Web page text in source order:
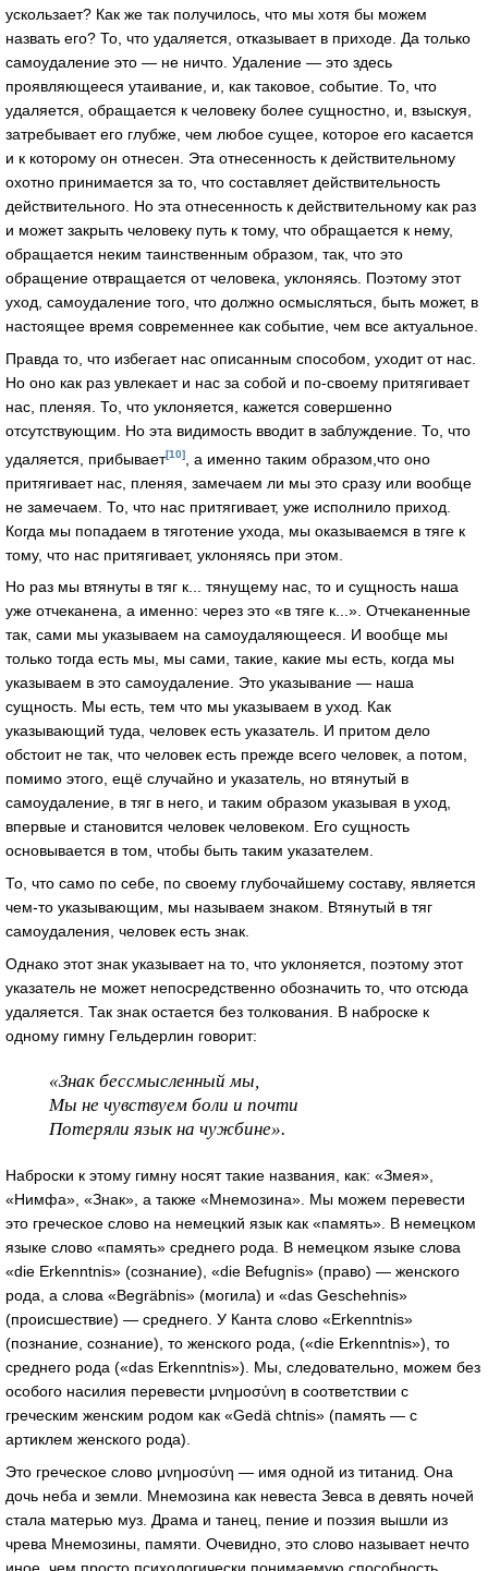
ускользает? Как же так получилось, что мы хотя бы можем
назвать его? То, что удаляется, отказывает в приходе. Да только
самоудаление это — не ничто. Удаление — это здесь
проявляющееся утаивание, и, как таковое, событие. То, что
удаляется, обращается к человеку более сущностно, и, взыскуя,
затребывает его глубже, чем любое сущее, которое его касается
и к которому он отнесен. Эта отнесенность к действительному
охотно принимается за то, что составляет действительность
действительного. Но эта отнесенность к действительному как раз
и может закрыть человеку путь к тому, что обращается к нему,
обращается неким таинственным образом, так, что это
обращение отвращается от человека, уклоняясь. Поэтому этот
уход, самоудаление того, что должно осмысляться, быть может, в
настоящее время современнее как событие, чем все актуальное.
Правда то, что избегает нас описанным способом, уходит от нас.
Но оно как раз увлекает и нас за собой и по-своему притягивает
нас, пленяя. То, что уклоняется, кажется совершенно
отсутствующим. Но эта видимость вводит в заблуждение. То, что
удаляется, прибывает[10]
, а именно таким образом,что оно
притягивает нас, пленяя, замечаем ли мы это сразу или вообще
не замечаем. То, что нас притягивает, уже исполнило приход.
Когда мы попадаем в тяготение ухода, мы оказываемся в тяге к
тому, что нас притягивает, уклоняясь при этом.
Но раз мы втянуты в тяг к... тянущему нас, то и сущность наша
уже отчеканена, а именно: через это «в тяге к...». Отчеканенные
так, сами мы указываем на самоудаляющееся. И вообще мы
только тогда есть мы, мы сами, такие, какие мы есть, когда мы
указываем в это самоудаление. Это указывание — наша
сущность. Мы есть, тем что мы указываем в уход. Как
указывающий туда, человек есть указатель. И притом дело
обстоит не так, что человек есть прежде всего человек, а потом,
помимо этого, ещё случайно и указатель, но втянутый в
самоудаление, в тяг в него, и таким образом указывая в уход,
впервые и становится человек человеком. Его сущность
основывается в том, чтобы быть таким указателем.
То, что само по себе, по своему глубочайшему составу, является
чем-то указывающим, мы называем знаком. Втянутый в тяг
самоудаления, человек есть знак.
Однако этот знак указывает на то, что уклоняется, поэтому этот
указатель не может непосредственно обозначить то, что отсюда
удаляется. Так знак остается без толкования. В наброске к
одному гимну Гельдерлин говорит:
«Знак бессмысленный мы,
Мы не чувствуем боли и почти
Потеряли язык на чужбине».
Наброски к этому гимну носят такие названия, как: «Змея»,
«Нимфа», «Знак», а также «Мнемозина». Мы можем перевести
это греческое слово на немецкий язык как «память». В немецком
языке слово «память» среднего рода. В немецком языке слова
«die Erkenntnis» (сознание), «die Befugnis» (право) — женского
рода, а слова «Begräbnis» (могила) и «das Geschehnis»
(происшествие) — среднего. У Канта слово «Erkenntnis»
(познание, сознание), то женского рода, («die Erkenntnis»), то
среднего рода («das Erkenntnis»). Мы, следовательно, можем без
особого насилия перевести μνημοσύνη в соответствии с
греческим женским родом как «Gedä chtnis» (память — с
артиклем женского рода).
Это греческое слово μνημοσύνη — имя одной из титанид. Она
дочь неба и земли. Мнемозина как невеста Зевса в девять ночей
стала матерью муз. Драма и танец, пение и поэзия вышли из
чрева Мнемозины, памяти. Очевидно, это слово называет нечто
иное, чем просто психологически понимаемую способность